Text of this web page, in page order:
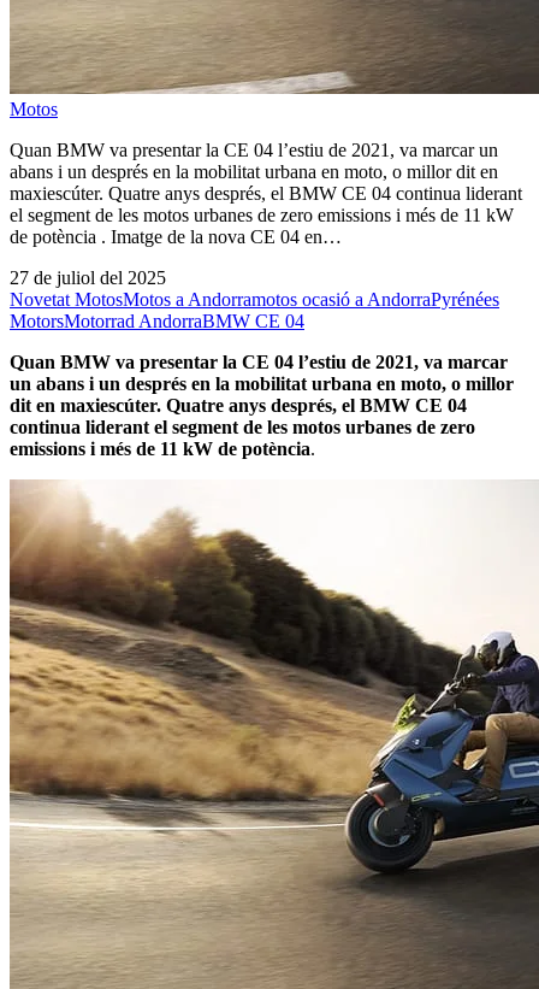
Motos
Quan BMW va presentar la CE 04 l’estiu de 2021, va marcar un
abans i un després en la mobilitat urbana en moto, o millor dit en
maxiescúter. Quatre anys després, el BMW CE 04 continua liderant
el segment de les motos urbanes de zero emissions i més de 11 kW
de potència . Imatge de la nova CE 04 en…
27 de juliol del 2025
Novetat MotosMotos a Andorramotos ocasió a AndorraPyrénées
MotorsMotorrad AndorraBMW CE 04
Quan BMW va presentar la CE 04 l’estiu de 2021, va marcar
un abans i un després en la mobilitat urbana en moto, o millor
dit en maxiescúter. Quatre anys després, el BMW CE 04
continua liderant el segment de les motos urbanes de zero
emissions i més de 11 kW de potència.